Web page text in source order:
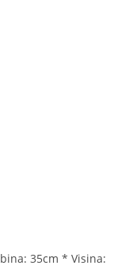
35cm * Visina: